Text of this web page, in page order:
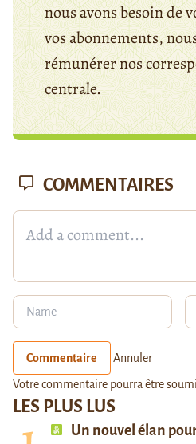
nous avons besoin de
vos abonnements,
rémunérer nos
centrale.
LES PLUS LUS
Un nouvel élan
COMMENTAIRES
Commentaire Annuler
Votre commentaire pourra être